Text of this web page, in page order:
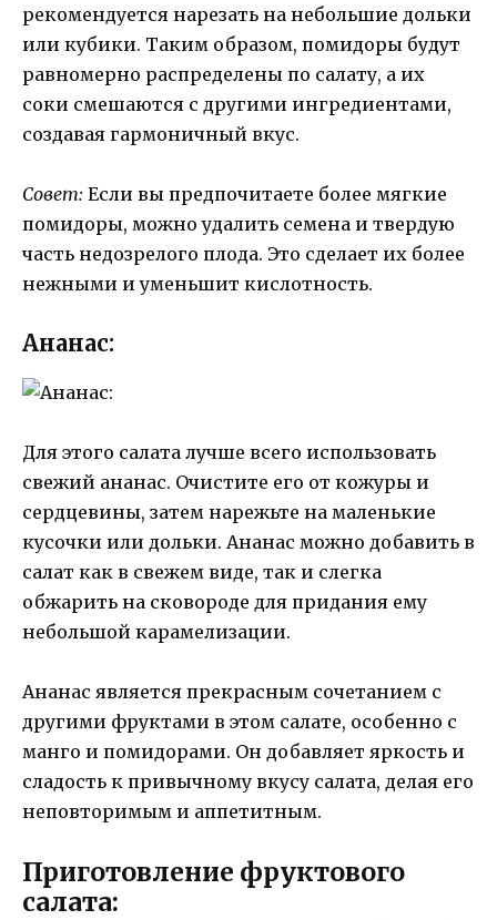
рекомендуется нарезать на небольшие дольки
или кубики. Таким образом, помидоры будут
равномерно распределены по салату, а их
соки смешаются с другими ингредиентами,
создавая гармоничный вкус.
Совет: Если вы предпочитаете более мягкие
помидоры, можно удалить семена и твердую
часть недозрелого плода. Это сделает их более
нежными и уменьшит кислотность.
Ананас:
Для этого салата лучше всего использовать
свежий ананас. Очистите его от кожуры и
сердцевины, затем нарежьте на маленькие
кусочки или дольки. Ананас можно добавить в
салат как в свежем виде, так и слегка
обжарить на сковороде для придания ему
небольшой карамелизации.
Ананас является прекрасным сочетанием с
другими фруктами в этом салате, особенно с
манго и помидорами. Он добавляет яркость и
сладость к привычному вкусу салата, делая его
неповторимым и аппетитным.
Приготовление фруктового
салата: